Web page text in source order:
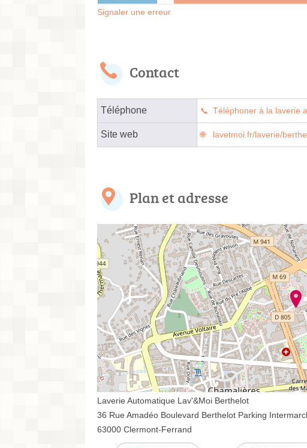
Signaler une erreur
Contact
Téléphone Téléphoner à la laverie
Site web lavetmoi.fr/laverie/
Plan et adresse
Laverie Automatique Lav'&Moi Berthelot
36 Rue Amadéo Boulevard Berthelot Parking
63000 Clermont-Ferrand